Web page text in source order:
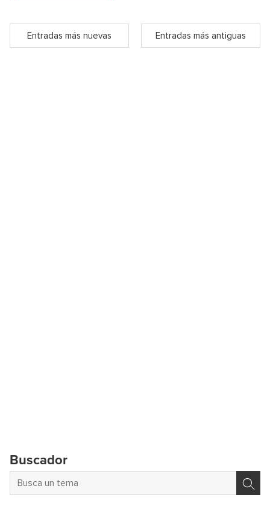
Entradas más nuevas Entradas más antiguas
Buscador